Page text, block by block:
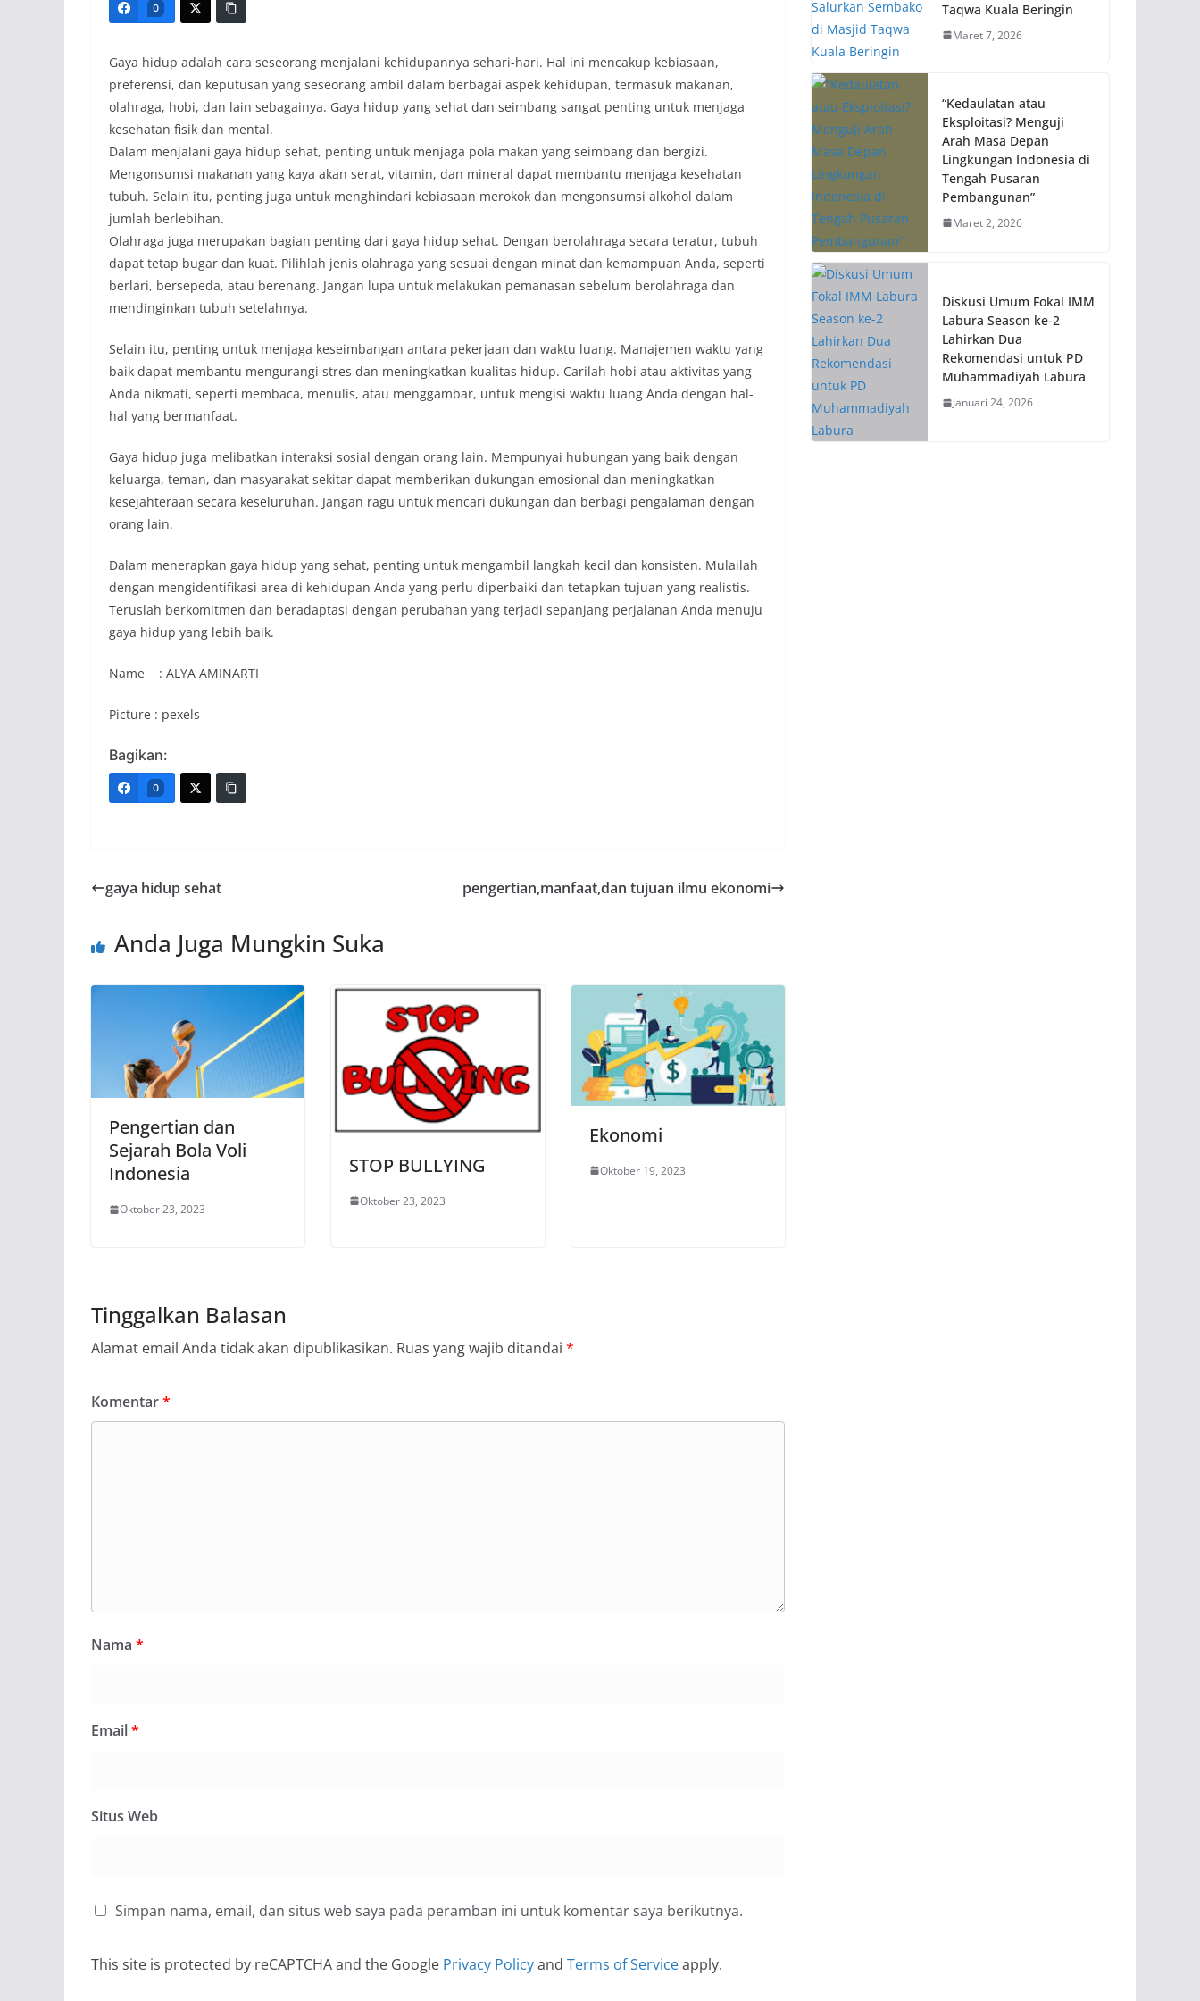
0
Gaya hidup adalah cara seseorang menjalani kehidupannya sehari-hari. Hal ini mencakup kebiasaan,
preferensi, dan keputusan yang seseorang ambil dalam berbagai aspek kehidupan, termasuk makanan,
olahraga, hobi, dan lain sebagainya. Gaya hidup yang sehat dan seimbang sangat penting untuk menjaga
kesehatan fisik dan mental.
Dalam menjalani gaya hidup sehat, penting untuk menjaga pola makan yang seimbang dan bergizi.
Mengonsumsi makanan yang kaya akan serat, vitamin, dan mineral dapat membantu menjaga kesehatan
tubuh. Selain itu, penting juga untuk menghindari kebiasaan merokok dan mengonsumsi alkohol dalam
jumlah berlebihan.
Olahraga juga merupakan bagian penting dari gaya hidup sehat. Dengan berolahraga secara teratur, tubuh
dapat tetap bugar dan kuat. Pilihlah jenis olahraga yang sesuai dengan minat dan kemampuan Anda, seperti
berlari, bersepeda, atau berenang. Jangan lupa untuk melakukan pemanasan sebelum berolahraga dan
mendinginkan tubuh setelahnya.
Selain itu, penting untuk menjaga keseimbangan antara pekerjaan dan waktu luang. Manajemen waktu yang
baik dapat membantu mengurangi stres dan meningkatkan kualitas hidup. Carilah hobi atau aktivitas yang
Anda nikmati, seperti membaca, menulis, atau menggambar, untuk mengisi waktu luang Anda dengan hal-
hal yang bermanfaat.
Gaya hidup juga melibatkan interaksi sosial dengan orang lain. Mempunyai hubungan yang baik dengan
keluarga, teman, dan masyarakat sekitar dapat memberikan dukungan emosional dan meningkatkan
kesejahteraan secara keseluruhan. Jangan ragu untuk mencari dukungan dan berbagi pengalaman dengan
orang lain.
Dalam menerapkan gaya hidup yang sehat, penting untuk mengambil langkah kecil dan konsisten. Mulailah
dengan mengidentifikasi area di kehidupan Anda yang perlu diperbaiki dan tetapkan tujuan yang realistis.
Teruslah berkomitmen dan beradaptasi dengan perubahan yang terjadi sepanjang perjalanan Anda menuju
gaya hidup yang lebih baik.
Name : ALYA AMINARTI
Picture : pexels
Bagikan:
0
gaya hidup sehat pengertian,manfaat,dan tujuan ilmu ekonomi
Anda Juga Mungkin Suka
Pengertian dan
Sejarah Bola Voli
Indonesia
Oktober 23, 2023
STOP BULLYING
Oktober 23, 2023
Ekonomi
Oktober 19, 2023
Tinggalkan Balasan
Alamat email Anda tidak akan dipublikasikan. Ruas yang wajib ditandai *
Komentar*
Nama *
Email*
Situs Web
Simpan nama, email, dan situs web saya pada peramban ini untuk komentar saya berikutnya.
This site is protected by reCAPTCHA and the Google Privacy Policyand Terms of Serviceapply.
Taqwa Kuala Beringin
Maret 7, 2026
“Kedaulatan atau
Eksploitasi? Menguji
Arah Masa Depan
Lingkungan Indonesia di
Tengah Pusaran
Pembangunan”
Maret 2, 2026
Diskusi Umum Fokal IMM
Labura Season ke-2
Lahirkan Dua
Rekomendasi untuk PD
Muhammadiyah Labura
Januari 24, 2026